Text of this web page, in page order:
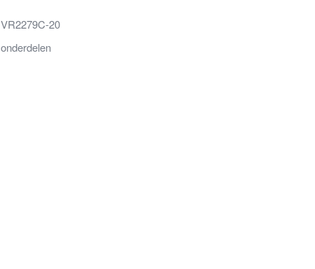
VR2279C-20
onderdelen